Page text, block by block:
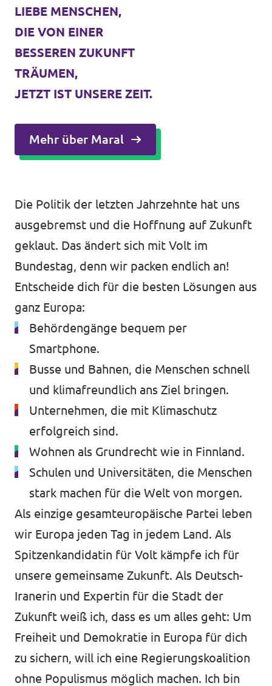
Deine Spende für Volt!
Mache bei uns mit!
Pressemitteilungen
Leichte Sprache
Jobs bei Volt
Mache mit!
Transparenz
Datenschutz
Impressum
LIEBE MENSCHEN,
DIE VON EINER
BESSEREN ZUKUNFT
TRÄUMEN,
JETZT IST UNSERE ZEIT.
Mehr über Maral
Die Politik der letzten Jahrzehnte hat uns
ausgebremst und die Hoffnung auf Zukunft
geklaut. Das ändert sich mit Volt im
Bundestag, denn wir packen endlich an!
Entscheide dich für die besten Lösungen aus
ganz Europa:
Behördengänge bequem per
Smartphone.
Busse und Bahnen, die Menschen schnell
und klimafreundlich ans Ziel bringen.
Unternehmen, die mit Klimaschutz
erfolgreich sind.
Wohnen als Grundrecht wie in Finnland.
Schulen und Universitäten, die Menschen
stark machen für die Welt von morgen.
Als einzige gesamteuropäische Partei leben
wir Europa jeden Tag in jedem Land. Als
Spitzenkandidatin für Volt kämpfe ich für
unsere gemeinsame Zukunft. Als Deutsch-
Iranerin und Expertin für die Stadt der
Zukunft weiß ich, dass es um alles geht: Um
Freiheit und Demokratie in Europa für dich
zu sichern, will ich eine Regierungskoalition
ohne Populismus möglich machen. Ich bin